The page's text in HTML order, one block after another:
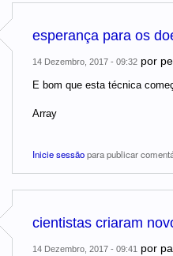
esperança para os
14 Dezembro, 2017 - 09:32 por
E bom que esta técnica
Array
Inicie sessãopara publicar
cientistas criaram
14 Dezembro, 2017 - 09:41 por